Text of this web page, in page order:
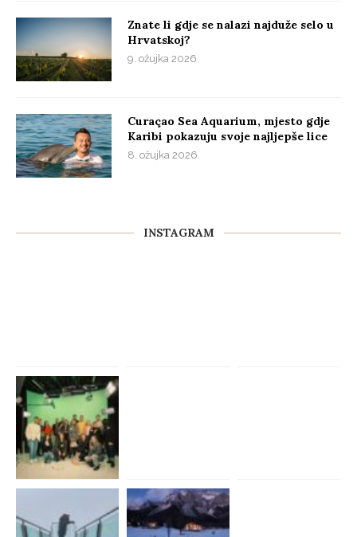
Znate li gdje se nalazi najduže selo u
Hrvatskoj?
9. ožujka 2026.
Curaçao Sea Aquarium, mjesto gdje
Karibi pokazuju svoje najljepše lice
8. ožujka 2026.
INSTAGRAM